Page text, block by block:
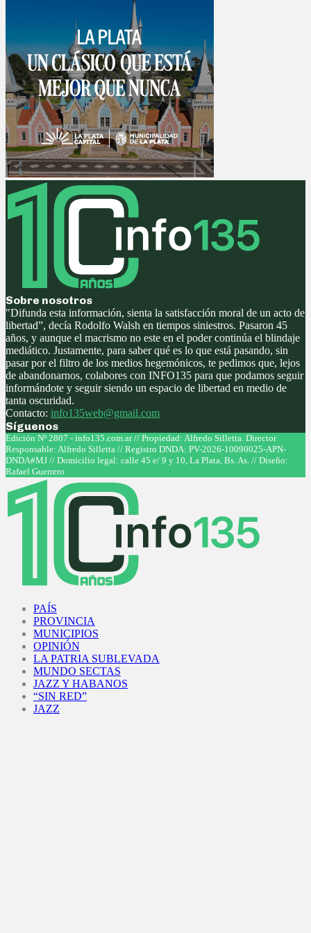
Sobre nosotros
"Difunda esta información, sienta la satisfacción moral de un acto de
libertad”, decía Rodolfo Walsh en tiempos siniestros. Pasaron 45
años, y aunque el macrismo no este en el poder continúa el blindaje
mediático. Justamente, para saber qué es lo que está pasando, sin
pasar por el filtro de los medios hegemónicos, te pedimos que, lejos
de abandonarnos, colabores con INFO135 para que podamos seguir
informándote y seguir siendo un espacio de libertad en medio de
tanta oscuridad.
Contacto: info135web@gmail.com
Síguenos
Facebook
Twitter
Instagram
Youtube
Edición Nº 2807 - info135.com.ar // Propiedad: Alfredo Silletta. Director
Responsable: Alfredo Silletta // Registro DNDA: PV-2026-10090025-APN-
DNDA#MJ // Domicilio legal: calle 45 e/ 9 y 10, La Plata, Bs. As. // Diseño:
Rafael Guerrero
PAÍS
PROVINCIA
MUNICIPIOS
OPINIÓN
LA PATRIA SUBLEVADA
MUNDO SECTAS
JAZZ Y HABANOS
“SIN RED”
JAZZ